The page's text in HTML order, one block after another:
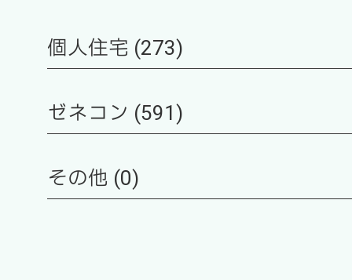
個人住宅 (273)
ゼネコン (591)
その他 (0)